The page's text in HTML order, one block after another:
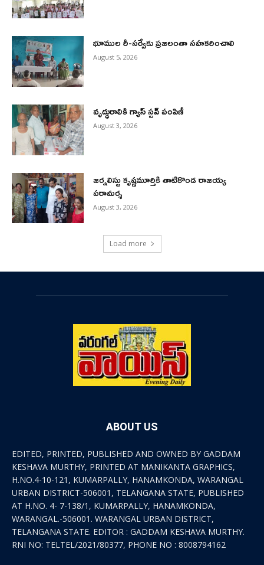
భూముల రీ-సర్వేకు ప్రజలంతా సహకరించాలి
August 5, 2026
వృద్ధురాలికి గ్యాస్ స్టవ్ పంపిణీ
August 3, 2026
జర్నలిస్టు కృష్ణమూర్తికి తాటికొండ రాజయ్య
పరామర్శ
August 3, 2026
Load more
ABOUT US
EDITED, PRINTED, PUBLISHED AND OWNED BY GADDAM
KESHAVA MURTHY, PRINTED AT MANIKANTA GRAPHICS,
H.NO.4-10-121, KUMARPALLY, HANAMKONDA, WARANGAL
URBAN DISTRICT-506001, TELANGANA STATE, PUBLISHED
AT H.NO. 4- 7-138/1, KUMARPALLY, HANAMKONDA,
WARANGAL.-506001. WARANGAL URBAN DISTRICT,
TELANGANA STATE. EDITOR : GADDAM KESHAVA MURTHY.
RNI NO: TELTEL/2021/80377, PHONE NO : 8008794162